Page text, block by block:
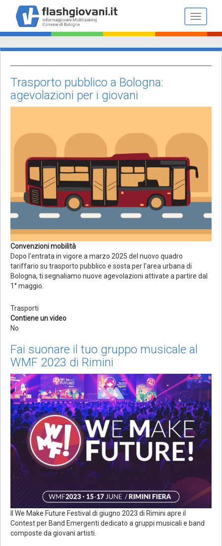
contenuto
principale
Toggle
Trasporto pubblico a Bologna:
agevolazioni per i giovani
Convenzioni mobilità
Dopo l'entrata in vigore a marzo 2025 del nuovo quadro
tariffario su trasporto pubblico e sosta per l'area urbana di
Bologna, ti segnaliamo nuove agevolazioni attivate a partire dal
1° maggio.
Trasporti
Contiene un video
No
Fai suonare il tuo gruppo musicale al
WMF 2023 di Rimini
Il We Make Future Festival di giugno 2023 di Rimini apre il
Contest per Band Emergenti dedicato a gruppi musicali e band
composte da giovani artisti.